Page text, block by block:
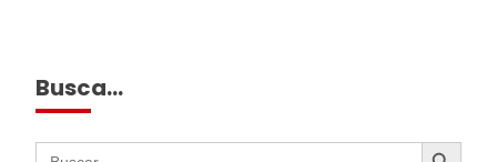
Busca…
Buscar: Botón de búsqueda